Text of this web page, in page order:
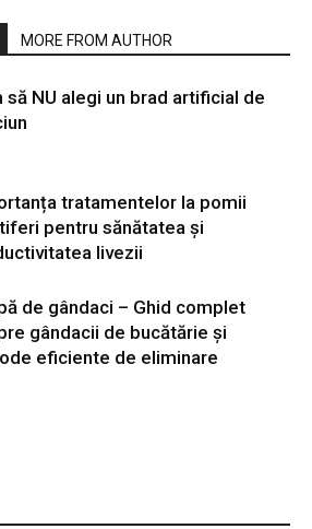
MORE FROM AUTHOR
să NU alegi un brad artificial de
tratamentelor la pomii
pentru sănătatea și
livezii
de gândaci – Ghid complet
gândacii de bucătărie și
eficiente de eliminare